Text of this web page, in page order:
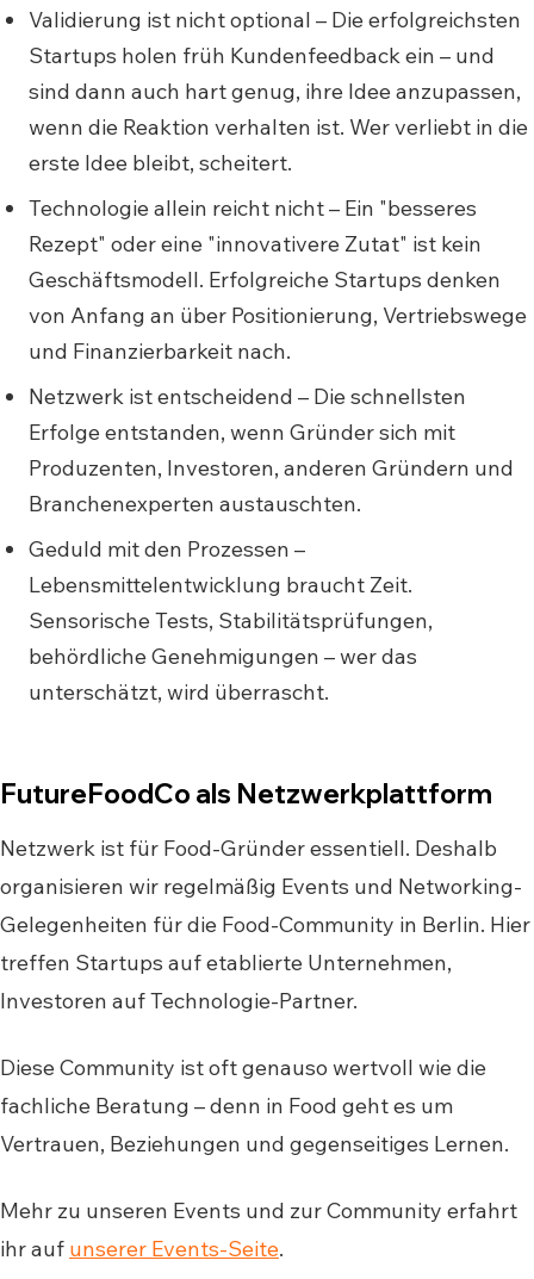
Validierung ist nicht optional – Die erfolgreichsten
Startups holen früh Kundenfeedback ein – und
sind dann auch hart genug, ihre Idee anzupassen,
wenn die Reaktion verhalten ist. Wer verliebt in die
erste Idee bleibt, scheitert.
Technologie allein reicht nicht – Ein "besseres
Rezept" oder eine "innovativere Zutat" ist kein
Geschäftsmodell. Erfolgreiche Startups denken
von Anfang an über Positionierung, Vertriebswege
und Finanzierbarkeit nach.
Netzwerk ist entscheidend – Die schnellsten
Erfolge entstanden, wenn Gründer sich mit
Produzenten, Investoren, anderen Gründern und
Branchenexperten austauschten.
Geduld mit den Prozessen –
Lebensmittelentwicklung braucht Zeit.
Sensorische Tests, Stabilitätsprüfungen,
behördliche Genehmigungen – wer das
unterschätzt, wird überrascht.
FutureFoodCo als Netzwerkplattform
Netzwerk ist für Food-Gründer essentiell. Deshalb
organisieren wir regelmäßig Events und Networking-
Gelegenheiten für die Food-Community in Berlin. Hier
treffen Startups auf etablierte Unternehmen,
Investoren auf Technologie-Partner.
Diese Community ist oft genauso wertvoll wie die
fachliche Beratung – denn in Food geht es um
Vertrauen, Beziehungen und gegenseitiges Lernen.
Mehr zu unseren Events und zur Community erfahrt
ihr auf unserer Events-Seite.